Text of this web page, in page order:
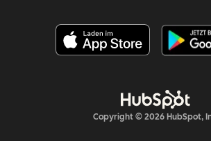
Copyright © 2026 HubSpot,